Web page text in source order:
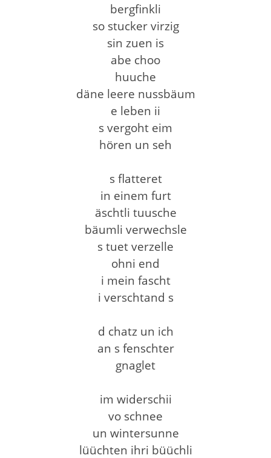
bergfinkli
so stucker virzig
sin zuen is
abe choo
huuche
däne leere nussbäum
e leben ii
s vergoht eim
hören un seh
s flatteret
in einem furt
äschtli tuusche
bäumli verwechsle
s tuet verzelle
ohni end
i mein fascht
i verschtand s
d chatz un ich
an s fenschter
gnaglet
im widerschii
vo schnee
un wintersunne
lüüchten ihri büüchli